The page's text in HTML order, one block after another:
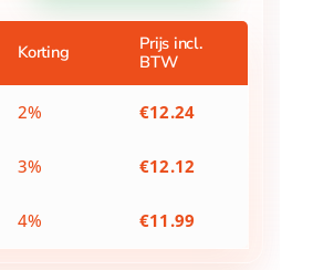
Korting
Prijs incl.
BTW
2% €12.24
3% €12.12
4% €11.99